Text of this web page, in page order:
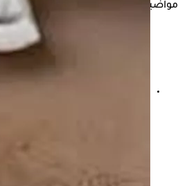
مواضيع ذات صلة
ماذا يحدث لمستوى السكر في